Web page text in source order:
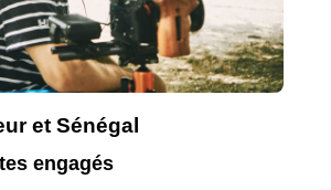
et Sénégal
engagés